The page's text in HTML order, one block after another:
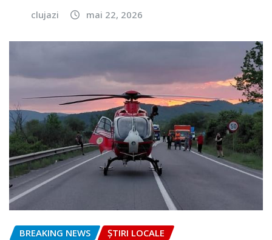
clujazi mai 22, 2026
BREAKING NEWS ȘTIRI LOCALE